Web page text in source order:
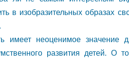
в изобразительных образах
имеет неоценимое значение
развития детей. О